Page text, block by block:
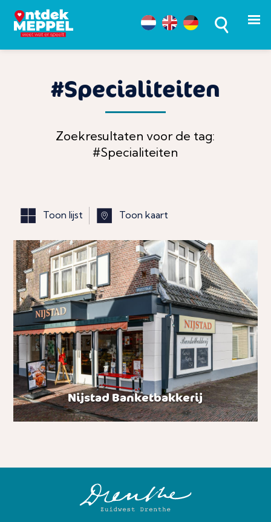
#Specialiteiten
Zoekresultaten voor de tag:
#Specialiteiten
Toon lijst Toon kaart
Nijstad Banketbakkerij